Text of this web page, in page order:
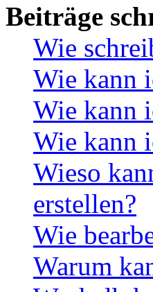
Beiträge
Wie
Wie kann
Wie kann
Wie kann
Wieso
erstellen?
Wie
Warum